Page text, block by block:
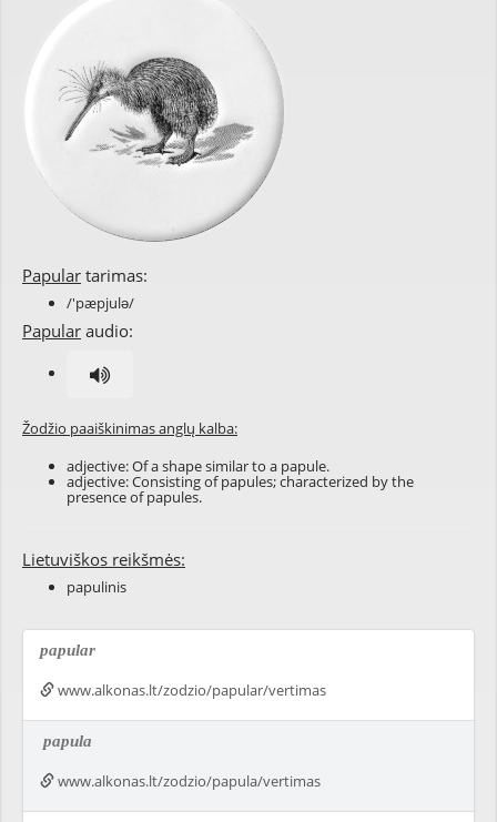
Papular tarimas:
/'pæpjulə/
Papular audio:
Žodžio paaiškinimas anglų kalba:
adjective: Of a shape similar to a papule.
adjective: Consisting of papules; characterized by the
presence of papules.
Lietuviškos reikšmės:
papulinis
papular
www.alkonas.lt/zodzio/papular/vertimas
papula
www.alkonas.lt/zodzio/papula/vertimas